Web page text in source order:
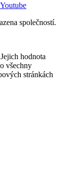
Youtube
společností.
hodnota
všechny
stránkách